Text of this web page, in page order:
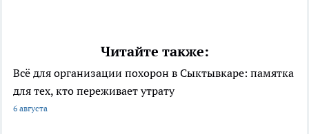
Читайте также:
Всё для организации похорон в Сыктывкаре: памятка
для тех, кто переживает утрату
6 августа